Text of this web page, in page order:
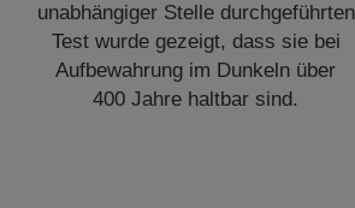
unabhängiger Stelle durchgeführten
Test wurde gezeigt, dass sie bei
Aufbewahrung im Dunkeln über
400 Jahre haltbar sind.